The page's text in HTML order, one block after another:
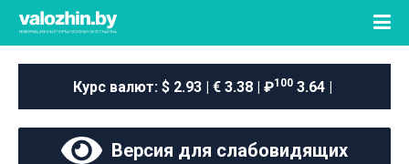
Курс валют: $ 2.93 | € 3.38 | ₽100 3.64 |
Версия для слабовидящих